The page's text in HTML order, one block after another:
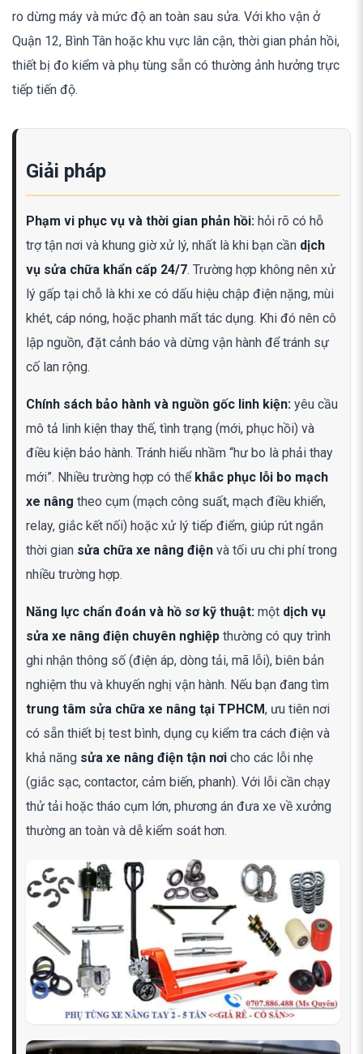
ro dừng máy và mức độ an toàn sau sửa. Với kho vận ở
Quận 12, Bình Tân hoặc khu vực lân cận, thời gian phản hồi,
thiết bị đo kiểm và phụ tùng sẵn có thường ảnh hưởng trực
tiếp tiến độ.
Giải pháp
Phạm vi phục vụ và thời gian phản hồi: hỏi rõ có hỗ
trợ tận nơi và khung giờ xử lý, nhất là khi bạn cần dịch
vụ sửa chữa khẩn cấp 24/7. Trường hợp không nên xử
lý gấp tại chỗ là khi xe có dấu hiệu chập điện nặng, mùi
khét, cáp nóng, hoặc phanh mất tác dụng. Khi đó nên cô
lập nguồn, đặt cảnh báo và dừng vận hành để tránh sự
cố lan rộng.
Chính sách bảo hành và nguồn gốc linh kiện: yêu cầu
mô tả linh kiện thay thế, tình trạng (mới, phục hồi) và
điều kiện bảo hành. Tránh hiểu nhầm “hư bo là phải thay
mới”. Nhiều trường hợp có thể khắc phục lỗi bo mạch
xe nâng theo cụm (mạch công suất, mạch điều khiển,
relay, giắc kết nối) hoặc xử lý tiếp điểm, giúp rút ngắn
thời gian sửa chữa xe nâng điện và tối ưu chi phí trong
nhiều trường hợp.
Năng lực chẩn đoán và hồ sơ kỹ thuật: một dịch vụ
sửa xe nâng điện chuyên nghiệp thường có quy trình
ghi nhận thông số (điện áp, dòng tải, mã lỗi), biên bản
nghiệm thu và khuyến nghị vận hành. Nếu bạn đang tìm
trung tâm sửa chữa xe nâng tại TPHCM, ưu tiên nơi
có sẵn thiết bị test bình, dụng cụ kiểm tra cách điện và
khả năng sửa xe nâng điện tận nơi cho các lỗi nhẹ
(giắc sạc, contactor, cảm biến, phanh). Với lỗi cần chạy
thử tải hoặc tháo cụm lớn, phương án đưa xe về xưởng
thường an toàn và dễ kiểm soát hơn.